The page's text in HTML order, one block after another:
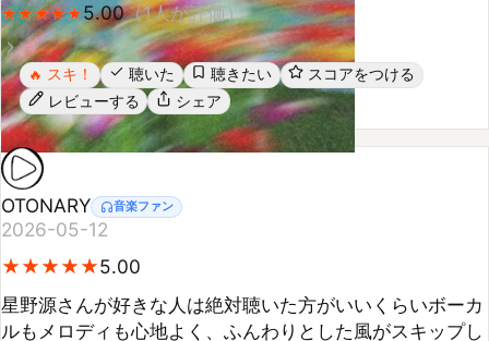
🔥スキ！ 聴いた 聴きたい
スコアをつける
レビューする
シェア
OTONARY
2026-05-12
★
★★
★★
★★
★★
★5.00
星野源さんが好きな人は絶対聴いた方がいいくらいボーカ
ルもメロディも心地よく、ふんわりとした風がスキップし
て吹き抜けていきます🎶